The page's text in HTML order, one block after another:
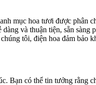
mục hoa tươi được phân
và thuận tiện, sẵn
tôi, điện hoa đảm bảo
Bạn có thể tin tưởng rằng